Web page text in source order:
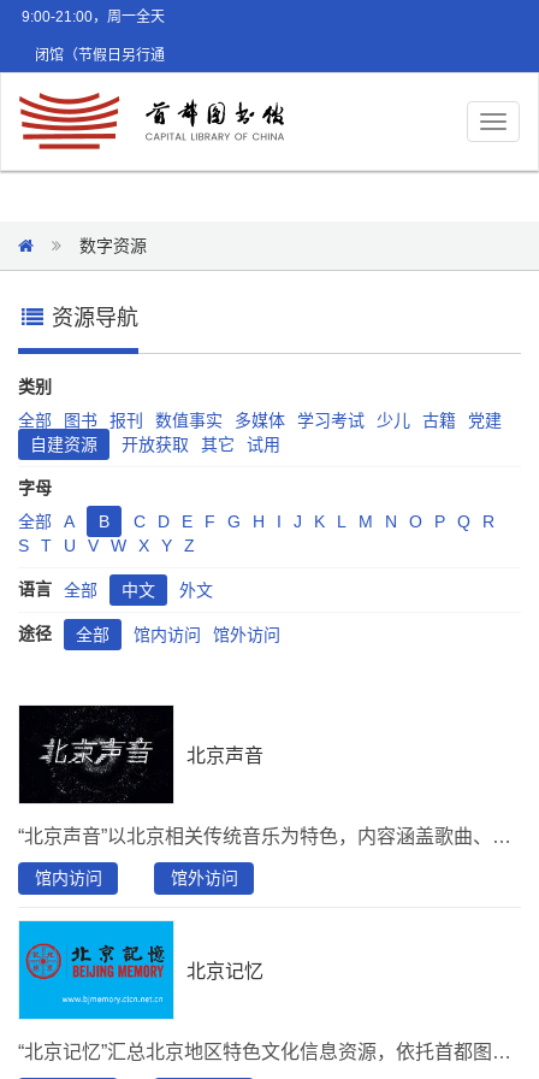
9:00-21:00，周一全天
闭馆（节假日另行通
数字资源
资源导航
类别
全部
图书 报刊 数值事实 多媒体 学习考试 少儿 古籍
党建
自建资源
开放获取 其它 试用
字母
全部
A B C D E F G H I J K L M N O P Q
R
S
T U V W X Y Z
语言 全部 中文 外文
途径 全部 馆内访问 馆外访问
北京声音
“北京声音”以北京相关传统音乐为特色，内容涵盖歌曲、戏曲曲艺、宫廷音乐、宗教音乐、环境音等多种声音类型，并配套相关图片、剧情人物介绍等相关文献。为读者提供便捷丰富的北京地域相关的数字资源服务。
馆内访问 馆外访问
北京记忆
“北京记忆”汇总北京地区特色文化信息资源，依托首都图书馆近百年的北京地方文献专藏建成。涵盖与北京历史文化密切相关的古籍、老照片、拓片、舆图等各种载体类型，为读者提供文献浏览、全文检索、资源索引等多种服务形式。